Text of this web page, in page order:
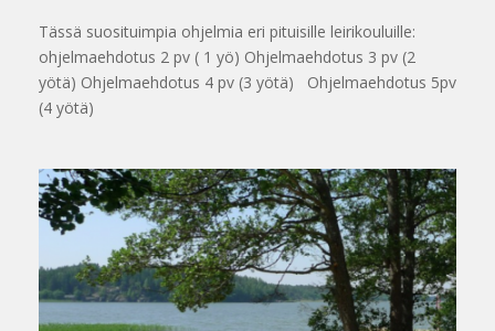
Tässä suosituimpia ohjelmia eri pituisille leirikouluille:
ohjelmaehdotus 2 pv ( 1 yö) Ohjelmaehdotus 3 pv (2
yötä) Ohjelmaehdotus 4 pv (3 yötä) Ohjelmaehdotus 5pv
(4 yötä)